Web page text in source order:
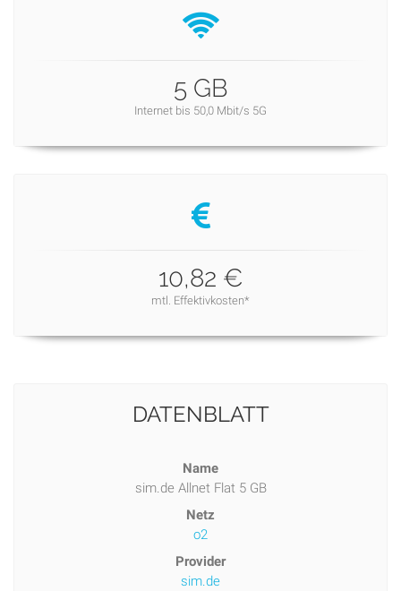
5 GB
Internet bis 50,0 Mbit/s 5G
10,82 €
mtl. Effektivkosten*
DATENBLATT
Name
sim.de Allnet Flat 5 GB
Netz
o2
Provider
sim.de